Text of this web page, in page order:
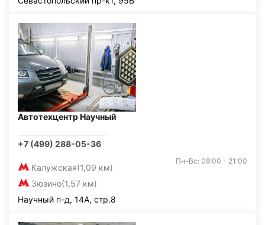
Автотехцентр Научный
+7 (499) 288-05-36
Калужская(1,09 км)
Зюзино(1,57 км)
Пн-Вс: 09:00 - 21:00
Научный п-д, 14А, стр.8